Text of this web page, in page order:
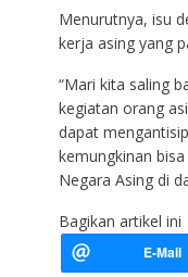
Menurutnya, isu
kerja asing yang
“Mari kita saling
kegiatan orang
dapat
kemungkinan
Negara Asing di
Bagikan artikel ini